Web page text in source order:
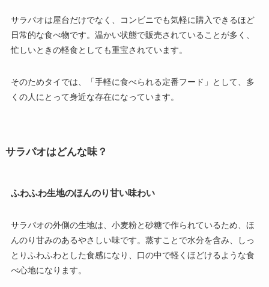
サラパオは屋台だけでなく、コンビニでも気軽に購入できるほど
日常的な食べ物です。温かい状態で販売されていることが多く、
忙しいときの軽食としても重宝されています。
そのためタイでは、「手軽に食べられる定番フード」として、多
くの人にとって身近な存在になっています。
サラパオはどんな味？
ふわふわ生地のほんのり甘い味わい
サラパオの外側の生地は、小麦粉と砂糖で作られているため、ほ
んのり甘みのあるやさしい味です。蒸すことで水分を含み、しっ
とりふわふわとした食感になり、口の中で軽くほどけるような食
べ心地になります。